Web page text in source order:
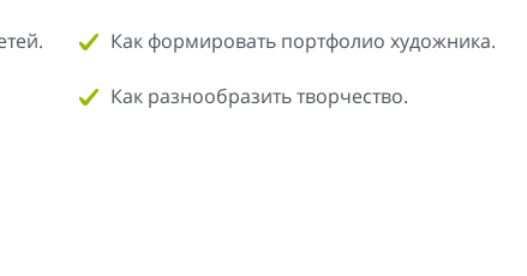
Как формировать портфолио художника.
Как разнообразить творчество.